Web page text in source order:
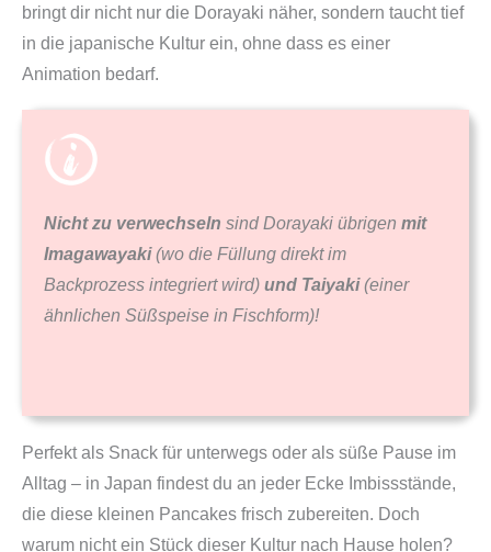
bringt dir nicht nur die Dorayaki näher, sondern taucht tief
in die japanische Kultur ein, ohne dass es einer
Animation bedarf.
Nicht zu verwechseln sind Dorayaki übrigen mit
Imagawayaki(wo die Füllung direkt im
Backprozess integriert wird) und Taiyaki(einer
ähnlichen Süßspeise in Fischform)!
Perfekt als Snack für unterwegs oder als süße Pause im
Alltag – in Japan findest du an jeder Ecke Imbissstände,
die diese kleinen Pancakes frisch zubereiten. Doch
warum nicht ein Stück dieser Kultur nach Hause holen?